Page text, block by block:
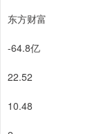
东方财富
-64.8亿
22.52
10.48